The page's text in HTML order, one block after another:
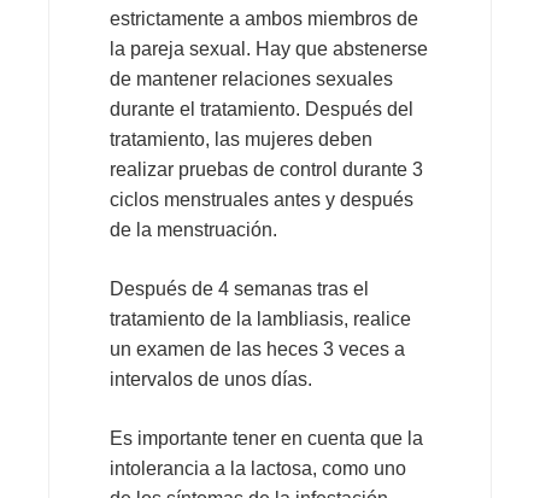
estrictamente a ambos miembros de
la pareja sexual. Hay que abstenerse
de mantener relaciones sexuales
durante el tratamiento. Después del
tratamiento, las mujeres deben
realizar pruebas de control durante 3
ciclos menstruales antes y después
de la menstruación.
Después de 4 semanas tras el
tratamiento de la lambliasis, realice
un examen de las heces 3 veces a
intervalos de unos días.
Es importante tener en cuenta que la
intolerancia a la lactosa, como uno